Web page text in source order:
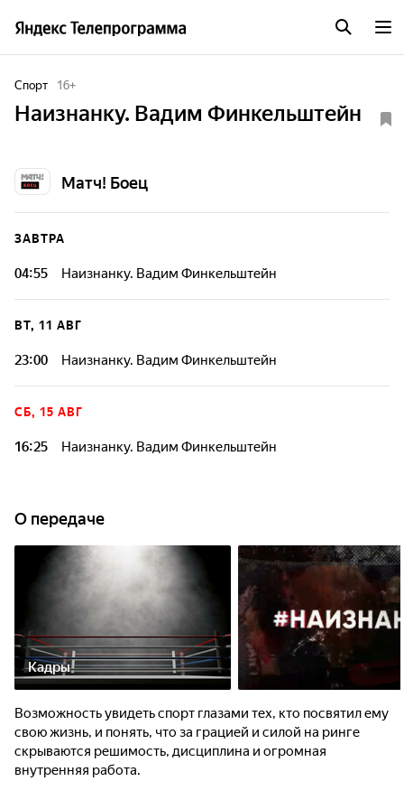
Спорт 16+
Наизнанку. Вадим Финкельштейн
Матч! Боец
ЗАВТРА
04:55 Наизнанку. Вадим Финкельштейн
ВТ, 11 АВГ
23:00 Наизнанку. Вадим Финкельштейн
СБ, 15 АВГ
16:25 Наизнанку. Вадим Финкельштейн
О передаче
Кадры
Возможность увидеть спорт глазами тех, кто посвятил ему
свою жизнь, и понять, что за грацией и силой на ринге
скрываются решимость, дисциплина и огромная
внутренняя работа.